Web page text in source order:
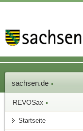
sachsen.de
REVOSax
Startseite